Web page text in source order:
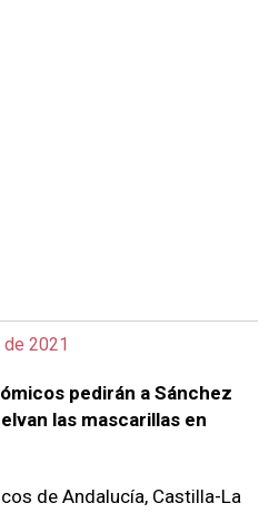
2021
pedirán a Sánchez
las mascarillas en
de Andalucía, Castilla-La